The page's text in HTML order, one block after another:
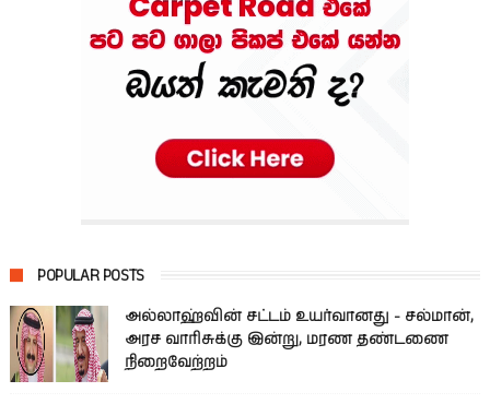
POPULAR POSTS
அல்லாஹ்வின் சட்டம் உயர்வானது - சல்மான்,
அரச வாரிசுக்கு இன்று, மரண தண்டணை
நிறைவேற்றம்